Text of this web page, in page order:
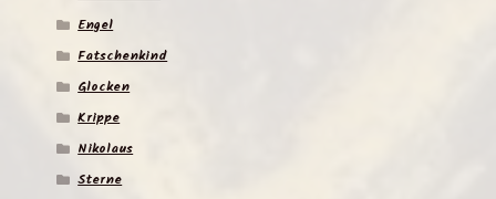
Engel
Fatschenkind
Glocken
Krippe
Nikolaus
Sterne